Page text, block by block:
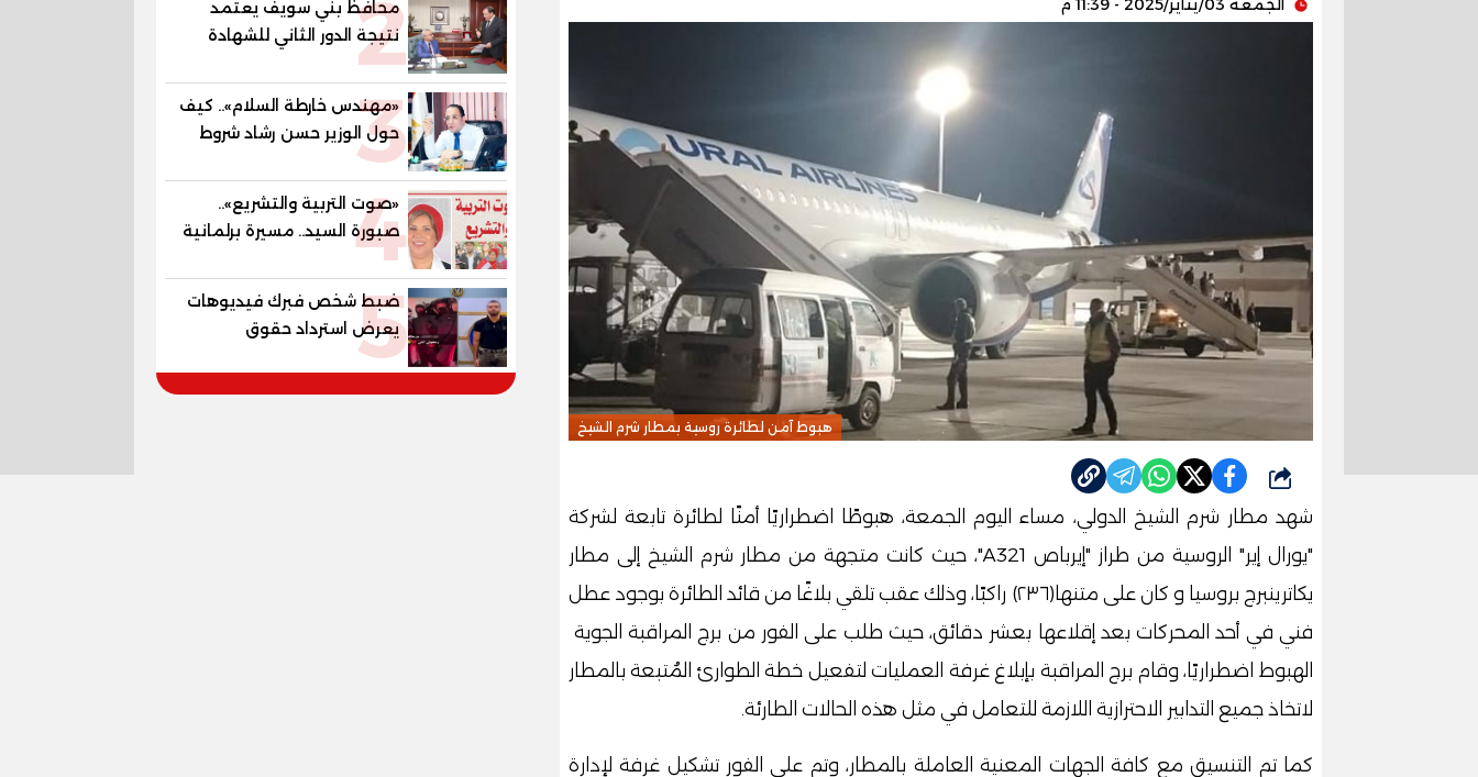
الجمعة 03/يناير/2025 - 11:39 م
هبوط آمن لطائرة روسية بمطار شرم الشيخ
شارك
شهد مطار شرم الشيخ الدولي، مساء اليوم الجمعة، هبوطًا اضطراريًا أمنًا لطائرة تابعة لشركة
"يورال إير" الروسية من طراز "إيرباص A321"، حيث كانت متجهة من مطار شرم الشيخ إلى مطار
يكاترينبرج بروسيا و كان على متنها(٢٣٦) راكبًا، وذلك عقب تلقي بلاغًا من قائد الطائرة بوجود عطل
فني في أحد المحركات بعد إقلاعها بعشر دقائق، حيث طلب على الفور من برج المراقبة الجوية
الهبوط اضطراريًا، وقام برج المراقبة بإبلاغ غرفة العمليات لتفعيل خطة الطوارئ المُتبعة بالمطار
لاتخاذ جميع التدابير الاحترازية اللازمة للتعامل في مثل هذه الحالات الطارئة.
كما تم التنسيق مع كافة الجهات المعنية العاملة بالمطار، وتم على الفور تشكيل غرفة لإدارة
المستقبل
2
محافظ بني سويف يعتمد
نتيجة الدور الثاني للشهادة
الإعدادية العامة بنسبة
79.9% نظامي ...و69.55%
منازل.. و70.56% للمهنية ..
و100% للصُم وضعاف السمع3
«مهندس خارطة السلام».. كيف
حول الوزير حسن رشاد شروط
الحرب المعقدة إلى "خارطة
طريق" للانسحاب والإعمار؟
4
«صوت التربية والتشريع»..
صبورة السيد.. مسيرة برلمانية
وتربوية تجمع بين تشريع
القوانين وصناعة الأجيال لبناء
الإنسان المصري
5
ضبط شخص فبرك فيديوهات
يعرض استرداد حقوق
المواطنين بالقوة